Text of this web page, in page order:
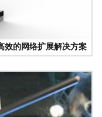
的网络扩展解决方案